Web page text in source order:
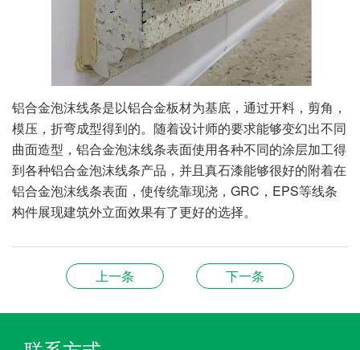
铝合金泡沫线条是以铝合金板材为基底，通过开料，剪角，
模压，折弯成型得到的。随着设计师的要求能够变幻出不同
曲面造型，铝合金泡沫线条表面使用各种不同的涂层加工得
到各种铝合金泡沫线条产品，并且真石漆能够很好的附着在
铝合金泡沫线条表面，使传统靠现浇，GRC，EPS等线条
构件展现建筑外立面效果有了更好的选择。
上一条 下一条